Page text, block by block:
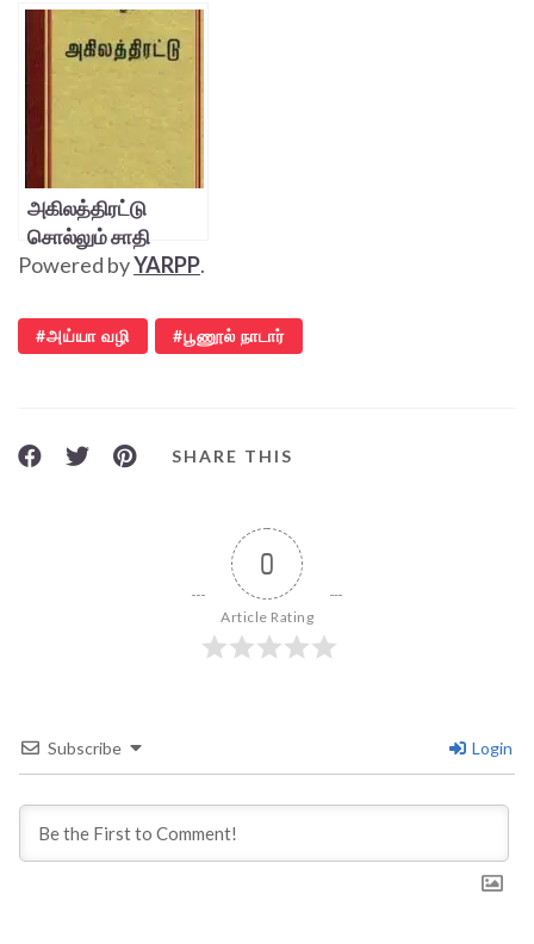
அகிலத்திரட்டு
சொல்லும் சாதி
Powered byYARPP.
அய்யா வழி பூணூல் நாடார்
SHARE THIS
0
Article Rating
Subscribe Login